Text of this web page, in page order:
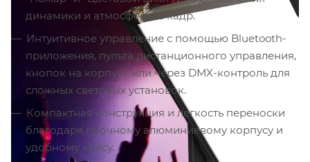
динамики и атмосферы в кадр.
Интуитивное управление с помощью Bluetooth-
приложения, пульта дистанционного управления,
кнопок на корпусе или через DMX-контроль для
сложных световых установок.
Компактная конструкция и лёгкость переноски
благодаря прочному алюминиевому корпусу и
удобному кейсу.